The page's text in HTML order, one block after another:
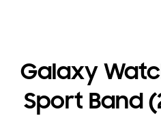
Galaxy
Sport Band